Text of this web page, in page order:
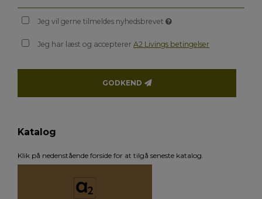
Jeg vil gerne tilmeldes nyhedsbrevet
Jeg har læst og acceptererA2 Livings betingelser
GODKEND
Katalog
Klik på nedenstående forside for at tilgå seneste katalog.